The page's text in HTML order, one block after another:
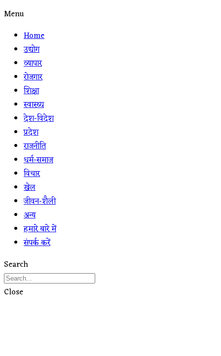
Menu
Home
उद्योग
व्यापार
रोजगार
शिक्षा
स्वास्थ्य
देश-विदेश
प्रदेश
राजनीति
धर्म-समाज
विचार
खेल
जीवन-शैली
अन्य
हमारे बारे में
संपर्क करें
Search
Close